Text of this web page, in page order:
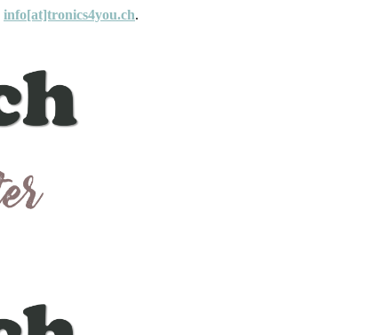
info[at]tronics4you.ch.